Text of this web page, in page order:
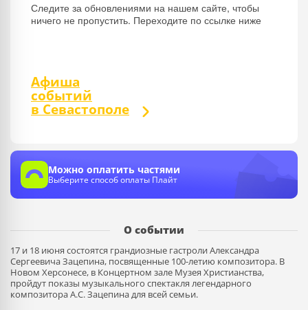
Следите за обновлениями на нашем сайте, чтобы
ничего не пропустить. Переходите по ссылке ниже
Афиша
событий
в Севастополе
Можно оплатить частями
Выберите способ оплаты Плайт
О событии
17 и 18 июня состоятся грандиозные гастроли Александра
Сергеевича Зацепина, посвященные 100-летию композитора. В
Новом Херсонесе, в Концертном зале Музея Христианства,
пройдут показы музыкального спектакля легендарного
композитора А.С. Зацепина для всей семьи.